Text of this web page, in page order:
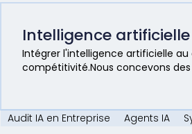
Intelligence artificielle
Intégrer l'intelligence artificielle
compétitivité.Nous concevons
Audit IA en Entreprise Agents IA